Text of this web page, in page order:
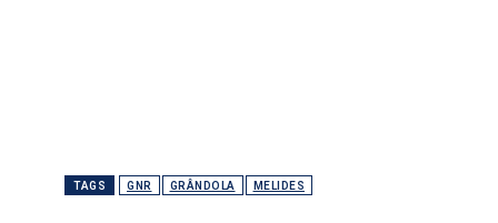
TAGS GNR GRÂNDOLA MELIDES